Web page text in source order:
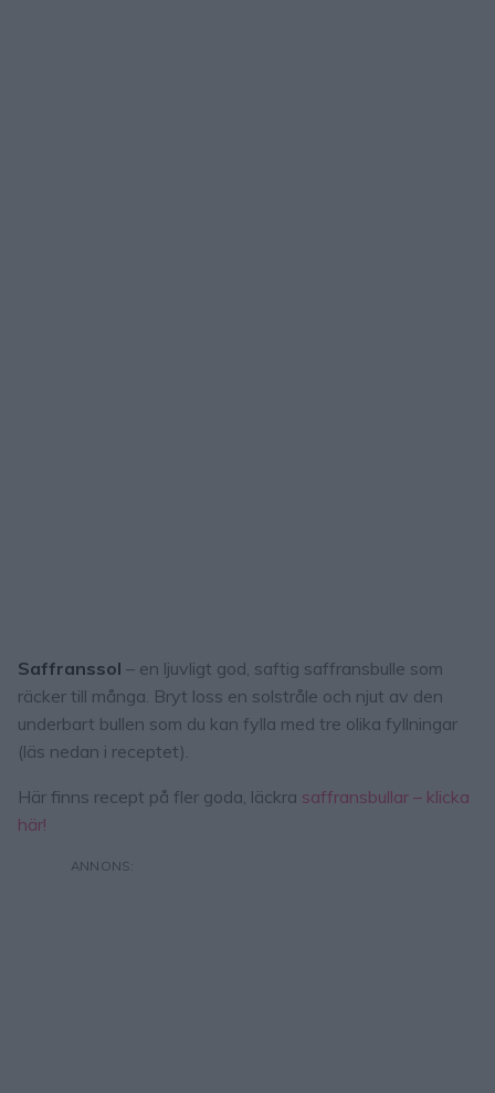
Saffranssol – en ljuvligt god, saftig saffransbulle som
räcker till många. Bryt loss en solstråle och njut av den
underbart bullen som du kan fylla med tre olika fyllningar
(läs nedan i receptet).
Här finns recept på fler goda, läckra saffransbullar – klicka
här!